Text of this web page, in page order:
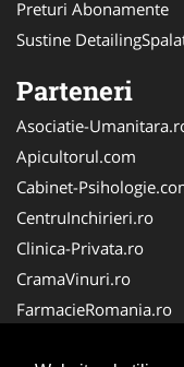
Preturi Abonamente
Sustine
Parteneri
Asociatie-
Apicultorul.com
Cabinet-
CentruInchirieri.ro
Clinica-Privata.ro
CramaVinuri.ro
FarmacieRomania.ro